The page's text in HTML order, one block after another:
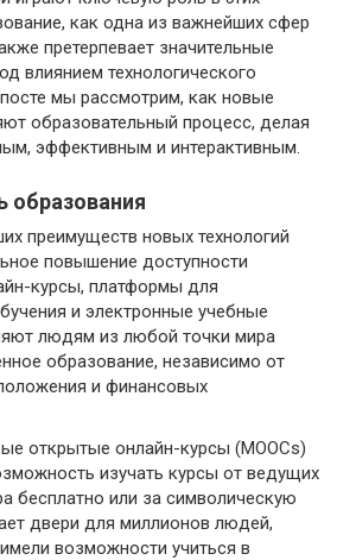
как одна из важнейших сфер
претерпевает значительные
влиянием технологического
мы рассмотрим, как новые
образовательный процесс, делая
эффективным и интерактивным.
образования
преимуществ новых технологий
повышение доступности
курсы, платформы для
и электронные учебные
людям из любой точки мира
образование, независимо от
и финансовых
открытые онлайн-курсы (MOOCs)
изучать курсы от ведущих
бесплатно или за символическую
двери для миллионов людей,
возможности учиться в